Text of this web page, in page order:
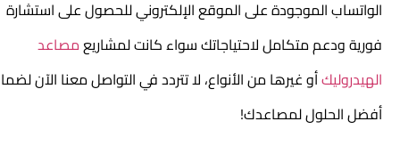
الواتساب الموجودة على الموقع الإلكتروني للحصول على استشارة
فورية ودعم متكامل لاحتياجاتك سواء كانت لمشاريعمصاعد
الهيدروليكأو غيرها من الأنواع، لا تتردد في التواصل معنا الآن لضمان
أفضل الحلول لمصاعدك!